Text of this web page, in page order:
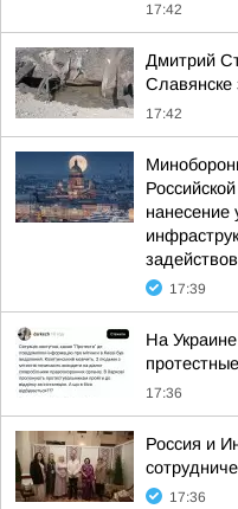
17:42
Дмитрий
Славянске
17:42
нанесение
17:39
На
17:36
Россия и
17:36